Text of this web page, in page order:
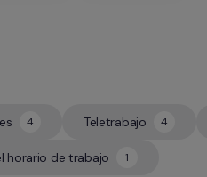
4 Teletrabajo 4
4
horario de trabajo 1
1